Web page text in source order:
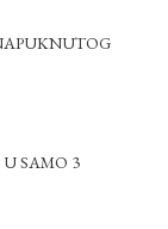
SAMO 3